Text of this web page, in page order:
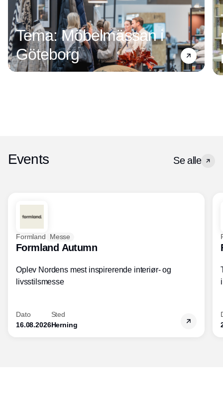
Tema: Möbelmässan i
Göteborg
Events Se alle
Formland Messe
Formland Autumn
Oplev Nordens mest inspirerende interiør- og
livsstilsmesse
Dato
16.08.2026
Sted
Herning